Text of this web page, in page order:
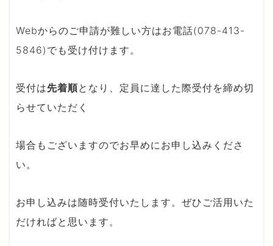
Webからのご申請が難しい方はお電話(078-413-
5846)でも受け付けます。
受付は先着順となり、定員に達した際受付を締め切
らせていただく
場合もございますのでお早めにお申し込みくださ
い。
お申し込みは随時受付いたします。ぜひご活用いた
だければと思います。